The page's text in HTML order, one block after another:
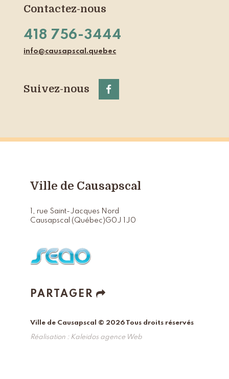
Contactez-nous
418 756-3444
info@causapscal.quebec
Suivez-nous
Ville de Causapscal
1, rue Saint-Jacques Nord
Causapscal (Québec)G0J 1J0
PARTAGER
Ville de Causapscal © 2026 Tous droits réservés
Réalisation : Kaleidos agence Web